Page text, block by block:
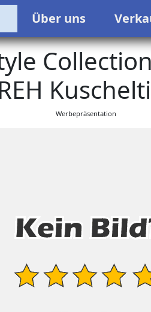
Über uns
Werbepräsentation